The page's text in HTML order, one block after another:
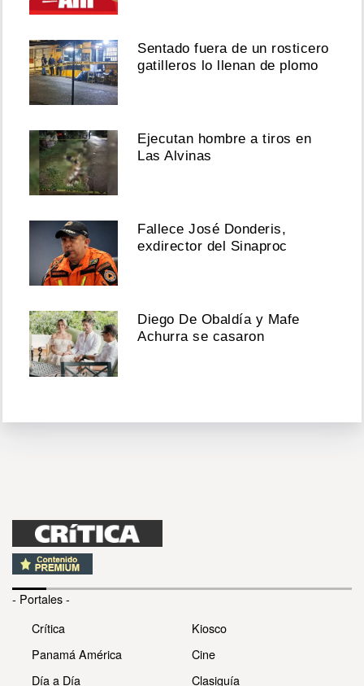
Sentado fuera de un rosticero
gatilleros lo llenan de plomo
Ejecutan hombre a tiros en
Las Alvinas
Fallece José Donderis,
exdirector del Sinaproc
Diego De Obaldía y Mafe
Achurra se casaron
- Portales -
Crítica
Panamá América
Día a Día
Kiosco
Cine
Clasiguía